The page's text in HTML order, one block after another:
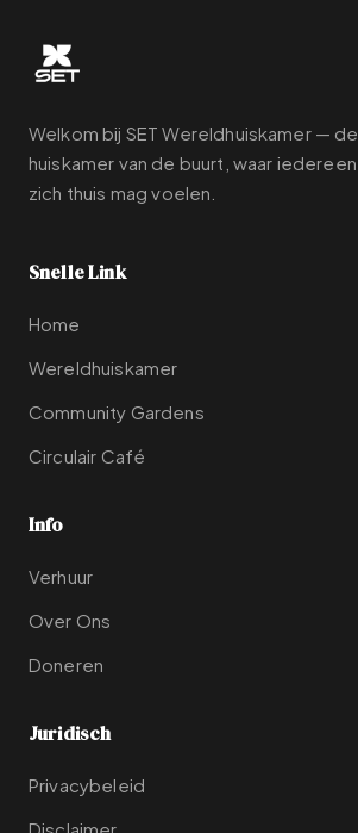
Welkom bij SET Wereldhuiskamer — de
huiskamer van de buurt, waar iedereen
zich thuis mag voelen.
Snelle Link
Home
Wereldhuiskamer
Community Gardens
Circulair Café
Info
Verhuur
Over Ons
Doneren
Juridisch
Privacybeleid